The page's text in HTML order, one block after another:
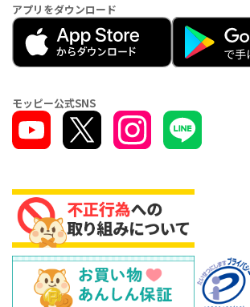
アプリをダウンロード
モッピー公式SNS